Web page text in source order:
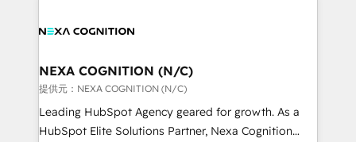
all businesses, from start-up to Enterprise, and have
the world. Our human approach to digital
transformation is designed for businesses who want
to grow. And we're passionate about APAC
businesses leading the world in technology, agility
NEXA COGNITION (N/C)
提供元：NEXA COGNITION (N/C)
Leading HubSpot Agency geared for growth. As a
HubSpot Elite Solutions Partner, Nexa Cognition